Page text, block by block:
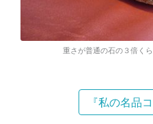
重さが普通の石の３倍く
『私の名品